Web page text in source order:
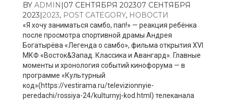
BY ADMIN |07 СЕНТЯБРЯ 202307 СЕНТЯБРЯ
2023|2023, POST CATEGORY, НОВОСТИ
«Я хочу заниматься самбо, пап!» — реакция ребёнка
после просмотра спортивной драмы Андрея
Богатырёва «Легенда о самбо», фильма открытия XVI
МКФ «Восток&Запад. Классика и Авангард». Главные
моменты и хронология событий кинофорума — в
программе «Культурный
код»(https://vestirama.ru/televizionnyie-
peredachi/rossiya-24/kulturnyj-kod.html) телеканала